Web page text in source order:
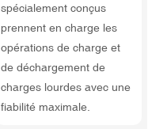
spécialement conçus
prennent en charge les
opérations de charge et
de déchargement de
charges lourdes avec une
fiabilité maximale.